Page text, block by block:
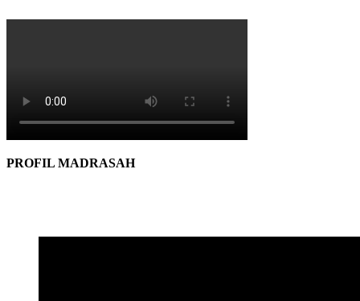
PROFIL MADRASAH